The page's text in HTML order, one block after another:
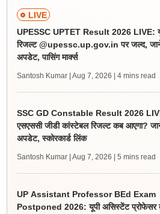
LIVE
UPESSC UPTET Result 2026 LIVE:
रिजल्ट @upessc.up.gov.in पर जल्द,
अपडेट, पासिंग मार्क्स
Santosh Kumar | Aug 7, 2026 | 4 mins read
SSC GD Constable Result 2026
एसएससी जीडी कांस्टेबल रिजल्ट कब आएगा?
अपडेट, स्कोरकार्ड लिंक
Santosh Kumar | Aug 7, 2026 | 5 mins read
UP Assistant Professor BEd Exam
Postponed 2026: यूपी असिस्टेंट प्रोफेसर